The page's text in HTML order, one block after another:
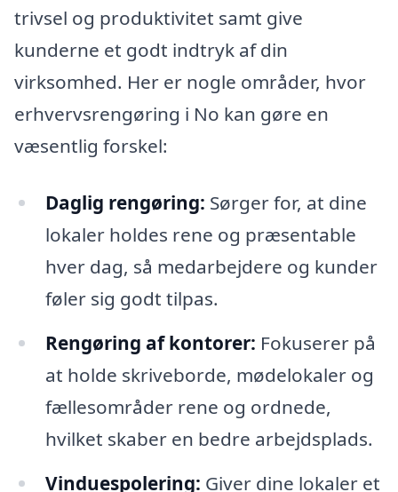
trivsel og produktivitet samt give
kunderne et godt indtryk af din
virksomhed. Her er nogle områder, hvor
erhvervsrengøring i No kan gøre en
væsentlig forskel:
Daglig rengøring: Sørger for, at dine
lokaler holdes rene og præsentable
hver dag, så medarbejdere og kunder
føler sig godt tilpas.
Rengøring af kontorer: Fokuserer på
at holde skriveborde, mødelokaler og
fællesområder rene og ordnede,
hvilket skaber en bedre arbejdsplads.
Vinduespolering: Giver dine lokaler et